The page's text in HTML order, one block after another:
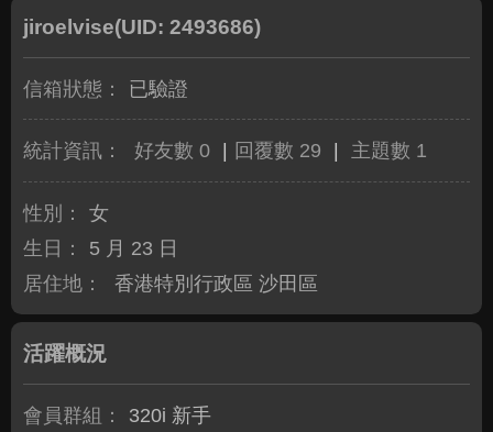
jiroelvise(UID: 2493686)
信箱狀態： 已驗證
統計資訊： 好友數 0 回覆數 29 主題數 1
性別：
女
生日：
5 月 23 日
居住地：
香港特別行政區 沙田區
活躍概況
會員群組： 320i 新手